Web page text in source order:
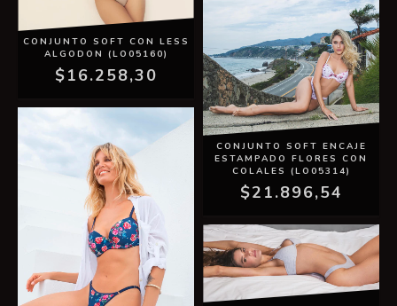
CONJUNTO SOFT CON LESS
ALGODON (LO05160)
$16.258,30
CONJUNTO SOFT ENCAJE
ESTAMPADO FLORES CON
COLALES (LO05314)
$21.896,54